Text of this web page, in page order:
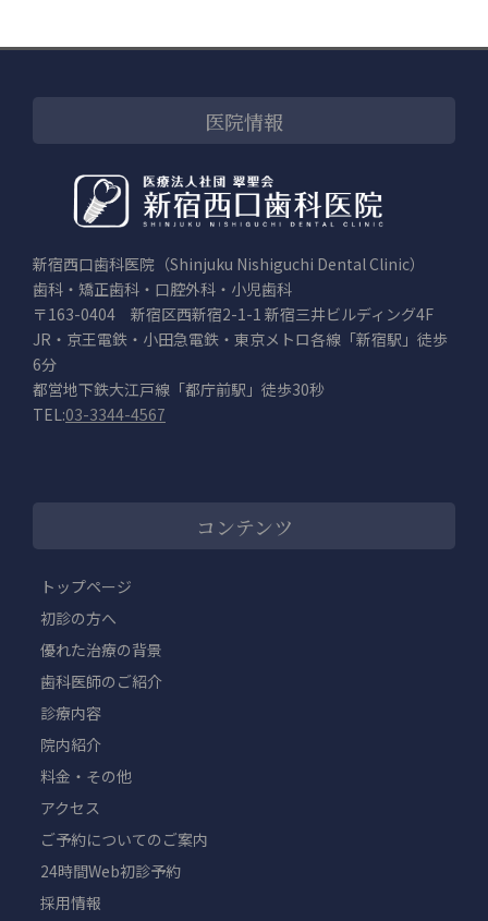
医院情報
新宿西口歯科医院（Shinjuku Nishiguchi Dental Clinic）
歯科・矯正歯科・口腔外科・小児歯科
〒163-0404 新宿区西新宿2-1-1 新宿三井ビルディング4F
JR・京王電鉄・小田急電鉄・東京メトロ各線「新宿駅」徒歩
6分
都営地下鉄大江戸線「都庁前駅」徒歩30秒
TEL:03-3344-4567
コンテンツ
トップページ
初診の方へ
優れた治療の背景
歯科医師のご紹介
診療内容
院内紹介
料金・その他
アクセス
ご予約についてのご案内
24時間Web初診予約
採用情報